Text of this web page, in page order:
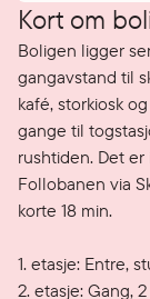
Kort om
Boligen ligger
gangavstand til
kafé, storkiosk
gange til
rushtiden. Det
Follobanen via
korte 18 min.
1. etasje: Entre,
2. etasje: Gang,